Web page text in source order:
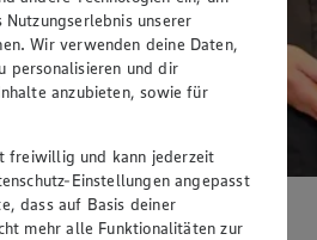
ich
unserer
Wir verwenden deine Daten,
personalisieren und dir
anzubieten, sowie für
freiwillig und kann jederzeit
Einstellungen angepasst
dass auf Basis deiner
mehr alle Funktionalitäten zur